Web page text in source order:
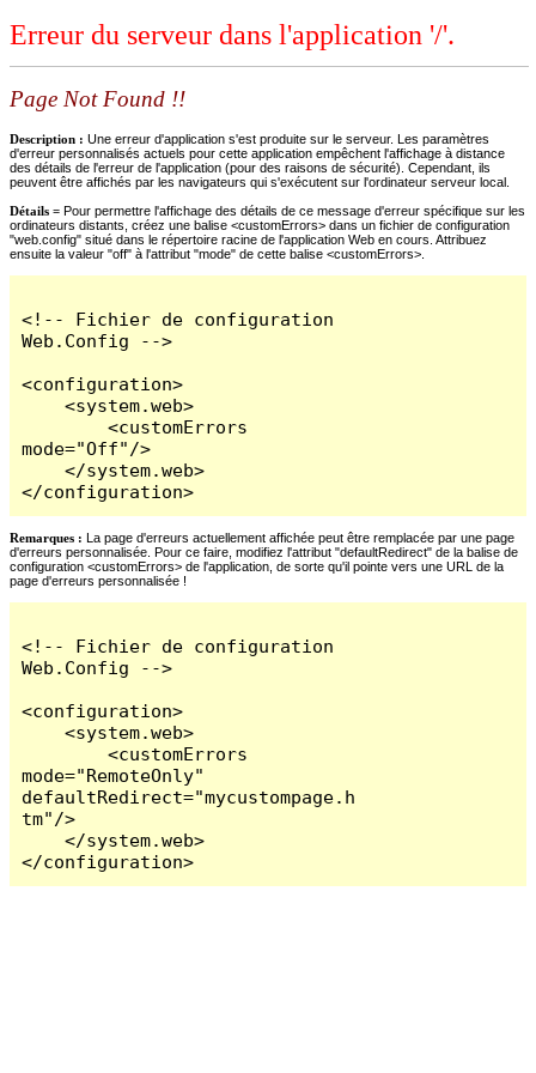
Erreur du serveur dans l'application '/'.
Page Not Found !!
Description : Une erreur d'application s'est produite sur le serveur. Les paramètres
d'erreur personnalisés actuels pour cette application empêchent l'affichage à distance
des détails de l'erreur de l'application (pour des raisons de sécurité). Cependant, ils
peuvent être affichés par les navigateurs qui s'exécutent sur l'ordinateur serveur local.
Détails = Pour permettre l'affichage des détails de ce message d'erreur spécifique sur les
ordinateurs distants, créez une balise <customErrors> dans un fichier de configuration
"web.config" situé dans le répertoire racine de l'application Web en cours. Attribuez
ensuite la valeur "off" à l'attribut "mode" de cette balise <customErrors>.
<!-- Fichier de configuration
Web.Config -->
<configuration>
    <system.web>
        <customErrors
mode="Off"/>
    </system.web>
</configuration>
Remarques : La page d'erreurs actuellement affichée peut être remplacée par une page
d'erreurs personnalisée. Pour ce faire, modifiez l'attribut "defaultRedirect" de la balise de
configuration <customErrors> de l'application, de sorte qu'il pointe vers une URL de la
page d'erreurs personnalisée !
<!-- Fichier de configuration
Web.Config -->
<configuration>
    <system.web>
        <customErrors
mode="RemoteOnly"
defaultRedirect="mycustompage.h
tm"/>
    </system.web>
</configuration>